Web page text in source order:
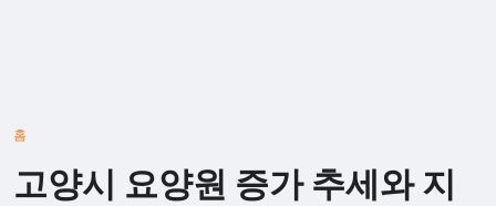
홈
고양시 요양원 증가 추세와 지